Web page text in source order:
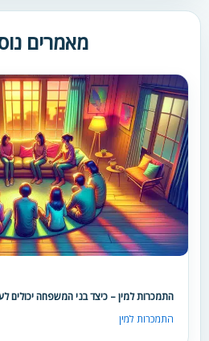
מאמרים
התמכרות למין – כיצד בני המשפחה יכולים
התמכרות למין